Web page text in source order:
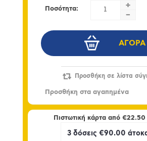
Ποσότητα:
+
-
Πιστωτική κάρτα από €22.50